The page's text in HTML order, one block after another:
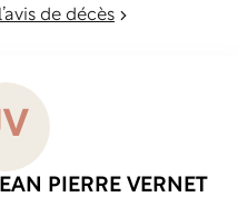
de décès
V
PIERRE VERNET